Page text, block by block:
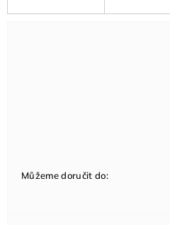
Můžeme doručit do: